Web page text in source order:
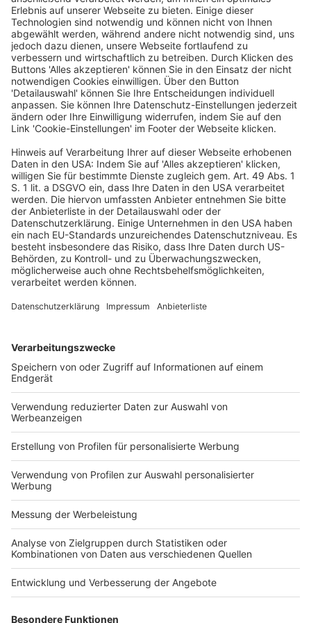
–Befreiung des dem Berufsgeheimnis unterliegenden
Rechtsanwalt‑Intermediärs von der Meldepflicht – Art.
7 und 47 Charta der Grundrechte der Europäischen
Union
EuGH, Urteil vom 8.12.2022 – C‑694/20
Art. 8ab Abs. 5 der Richtlinie 2011/16/EU des Rates vom
15. Februar 2011 über die Zusammenarbeit der
Verwaltungsbehörden im Bereich der Besteuerung und
zur Aufhebung der Richtlinie 77/799/EWG in der durch
die
Richtlinie (EU) 2018/822des Rates vom 25. Mai
2018 geänderten Fassung ist im Licht von Art. 7 der
Charta der Grundrechte der Europäischen Union
ungültig, soweit seine Anwendung durch die
Mitgliedstaaten dazu führt, dass dem Rechtsanwalt, der
als Intermediär im Sinne von Art. 3 Nr. 21 dieser
Richtlinie in geänderter Fassung handelt, die Pflicht
auferlegt wird, andere Intermediäre, die nicht seine
Mandanten sind, unverzüglich über die Meldepflichten
zu unterrichten, die ihnen nach Art. 8ab Abs. 6 dieser
Richtlinie in geänderter Fassung obliegen, wenn dieser
Rechtsanwalt aufgrund der Verschwiegenheitspflicht,
Richtlinie vorgesehenen Melde-pflicht befreit ist.
(Tenor)
Volltext BB-Online BBL2022-2965-1
Charta der Grundrechte der EU
grenzüberschreitende Gestaltungen
Informationsaustausch
Meldepflicht verpflichtend
Steuerrecht